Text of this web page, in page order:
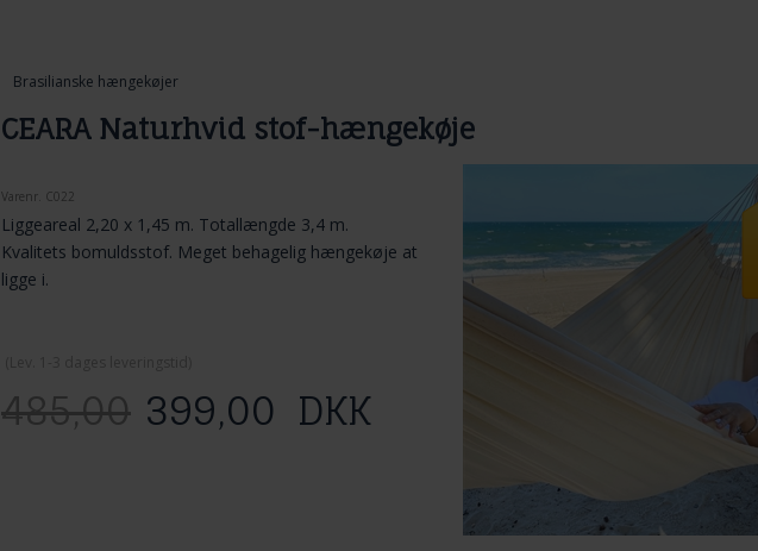
Brasilianske hængekøjer
CEARA Naturhvid stof-hængekøje
Varenr. C022
Liggeareal 2,20 x 1,45 m. Totallængde 3,4 m.
Kvalitets bomuldsstof. Meget behagelig hængekøje at
ligge i.
485,00 399,00 DKK